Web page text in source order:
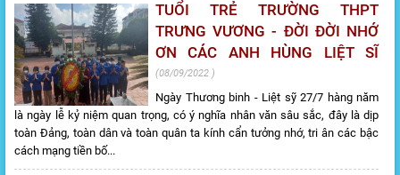
TUỔI TRẺ TRƯỜNG THPT
TRƯNG VƯƠNG - ĐỜI ĐỜI NHỚ
ƠN CÁC ANH HÙNG LIỆT SĨ
08/09/2022
Ngày Thương binh - Liệt sỹ 27/7 hàng năm
là ngày lễ kỷ niệm quan trọng, có ý nghĩa nhân văn sâu sắc, đây là dịp
toàn Đảng, toàn dân và toàn quân ta kính cẩn tưởng nhớ, tri ân các bậc
cách mạng tiền bố...